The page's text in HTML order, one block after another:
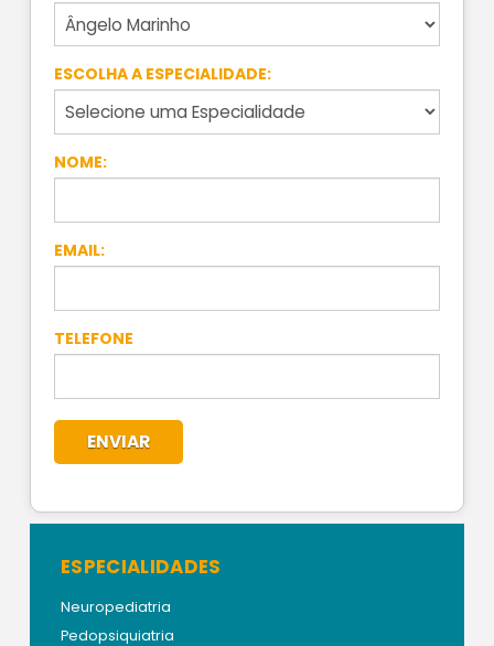
ESCOLHA A ESPECIALIDADE:
NOME:
EMAIL:
TELEFONE
ENVIAR
ESPECIALIDADES
Neuropediatria
Pedopsiquiatria